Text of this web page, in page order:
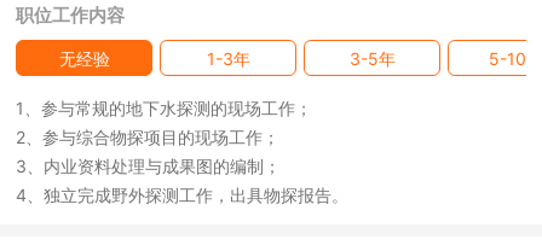
职位工作内容
无经验 1-3年 3-5年 5-10年
1、参与常规的地下水探测的现场工作；
2、参与综合物探项目的现场工作；
3、内业资料处理与成果图的编制；
4、独立完成野外探测工作，出具物探报告。